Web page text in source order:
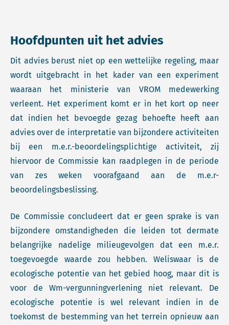
Hoofdpunten uit het advies
Dit advies berust niet op een wettelijke regeling, maar
wordt uitgebracht in het kader van een experiment
waaraan het ministerie van VROM medewerking
verleent. Het experiment komt er in het kort op neer
dat indien het bevoegde gezag behoefte heeft aan
advies over de interpretatie van bijzondere activiteiten
bij een m.e.r.-beoordelingsplichtige activiteit, zij
hiervoor de Commissie kan raadplegen in de periode
van zes weken voorafgaand aan de m.e.r-
beoordelingsbeslissing.
De Commissie concludeert dat er geen sprake is van
bijzondere omstandigheden die leiden tot dermate
belangrijke nadelige milieugevolgen dat een m.e.r.
toegevoegde waarde zou hebben. Weliswaar is de
ecologische potentie van het gebied hoog, maar dit is
voor de Wm-vergunningverlening niet relevant. De
ecologische potentie is wel relevant indien in de
toekomst de bestemming van het terrein opnieuw aan